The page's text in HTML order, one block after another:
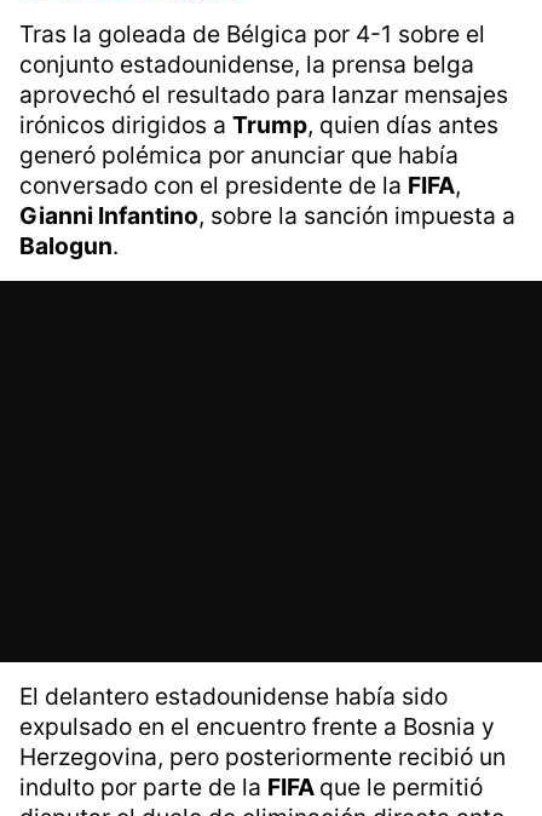
Tras la goleada de Bélgica por 4-1 sobre el
conjunto estadounidense, la prensa belga
aprovechó el resultado para lanzar mensajes
irónicos dirigidos a Trump, quien días antes
generó polémica por anunciar que había
conversado con el presidente de la FIFA,
Gianni Infantino, sobre la sanción impuesta a
Balogun.
El delantero estadounidense había sido
expulsado en el encuentro frente a Bosnia y
Herzegovina, pero posteriormente recibió un
indulto por parte de la FIFA que le permitió